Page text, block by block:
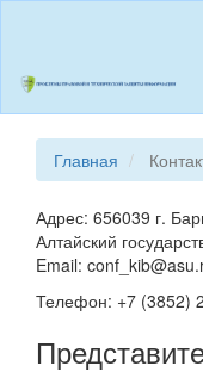
содержанию
навигация
Основное
Боковая
панель
Главная
Адрес: 656039 г.
Алтайский
Email:
Телефон: +7 (3852)